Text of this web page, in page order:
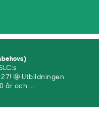
🤩 Utbildningen
år och ...